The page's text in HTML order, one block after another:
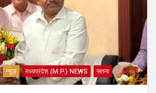
न्यूज़ मध्यप्रदेश (M.P.) NEWS सतना